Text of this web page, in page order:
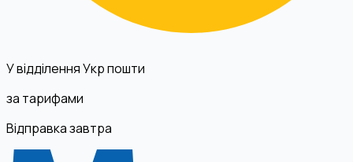
У відділення Укр пошти
за тарифами
Відправка завтра